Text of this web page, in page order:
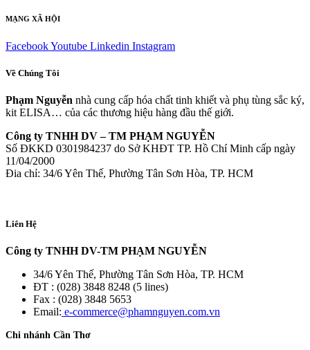
MẠNG XÃ HỘI
FacebookYoutube Linkedin Instagram
Về Chúng Tôi
Phạm Nguyễn nhà cung cấp hóa chất tinh khiết và phụ tùng sắc ký,
kit ELISA… của các thương hiệu hàng đầu thế giới.
Công ty TNHH DV – TM PHẠM NGUYỄN
Số ĐKKD 0301984237 do Sở KHĐT TP. Hồ Chí Minh cấp ngày
11/04/2000
Đia chỉ: 34/6 Yên Thế, Phường Tân Sơn Hòa, TP. HCM
Liên Hệ
Công ty TNHH DV-TM PHẠM NGUYỄN
34/6 Yên Thế, Phường Tân Sơn Hòa, TP. HCM
ĐT : (028) 3848 8248 (5 lines)
Fax : (028) 3848 5653
Email: e-commerce@phamnguyen.com.vn
Chi nhánh Cần Thơ